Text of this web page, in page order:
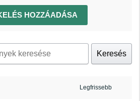
HOZZÁADÁSA
Keresés